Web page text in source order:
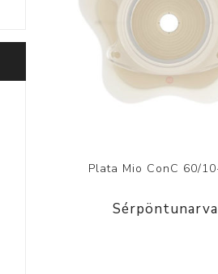
Plata Mio ConC 60/